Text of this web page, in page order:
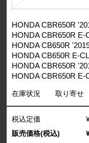
HONDA CBR650R
HONDA CBR650R E-
HONDA CB650R
HONDA CB650R E-
HONDA CBR650R
HONDA CBR650R E-
在庫状況 取り寄せ
税込定価
販売価格(税込)